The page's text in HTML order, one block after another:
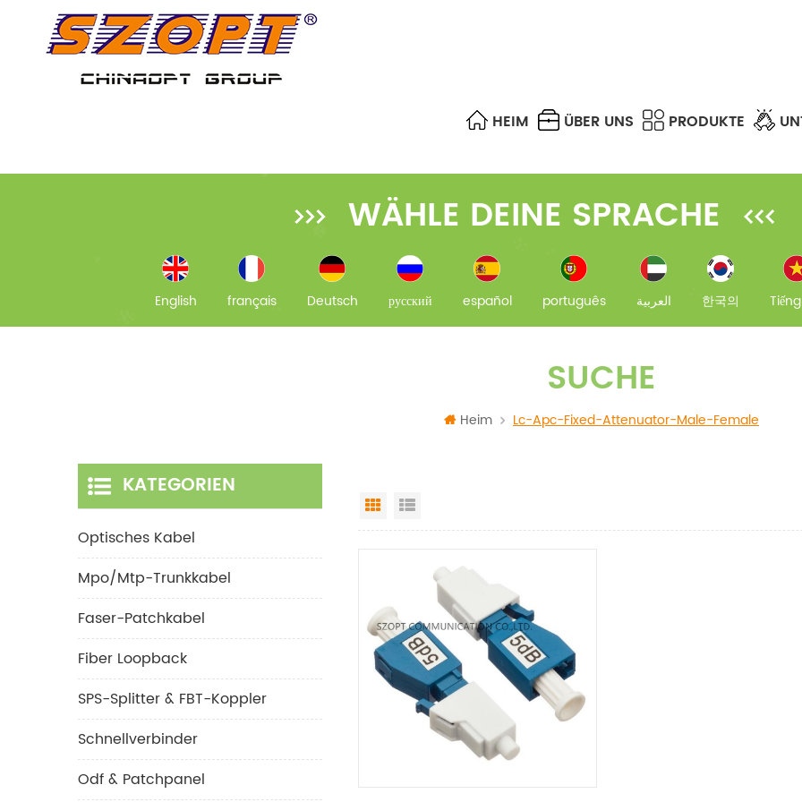
HEIM ÜBER UNS PRODUKTE
WÄHLE DEINE SPRACHE
English français Deutsch русский español português العربية 한국의
SUCHE
Heim Lc-Apc-Fixed-Attenuator-Male-Female
Grid View
KATEGORIEN
Optisches Kabel
Mpo/mtp-Trunkkabel
Faser-Patchkabel
Fiber Loopback
SPS-Splitter & FBT-Koppler
Schnellverbinder
Odf & Patchpanel